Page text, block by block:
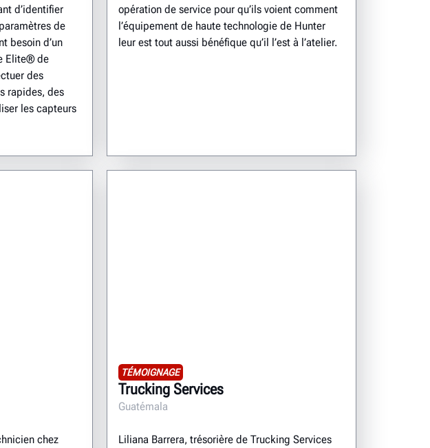
d’identifier
de
besoin d’un
Elite® de
des
rapides, des
les capteurs
opération de service pour qu’ils voient comment
l’équipement de haute technologie de Hunter
leur est tout aussi bénéfique qu’il l’est à l’atelier.
chez
TÉMOIGNAGE
Trucking Services
Guatémala
Liliana Barrera, trésorière de Trucking Services